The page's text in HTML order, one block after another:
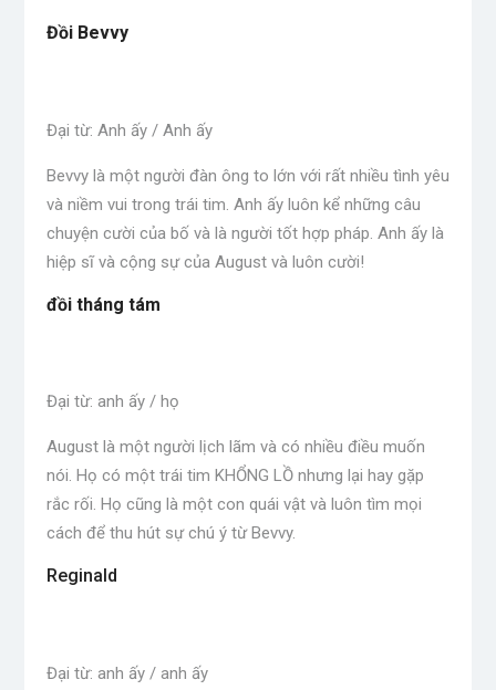
Đồi Bevvy
Đại từ: Anh ấy / Anh ấy
Bevvy là một người đàn ông to lớn với rất nhiều tình yêu
và niềm vui trong trái tim. Anh ấy luôn kể những câu
chuyện cười của bố và là người tốt hợp pháp. Anh ấy là
hiệp sĩ và cộng sự của August và luôn cười!
đồi tháng tám
Đại từ: anh ấy / họ
August là một người lịch lãm và có nhiều điều muốn
nói. Họ có một trái tim KHỔNG LỒ nhưng lại hay gặp
rắc rối. Họ cũng là một con quái vật và luôn tìm mọi
cách để thu hút sự chú ý từ Bevvy.
Reginald
Đại từ: anh ấy / anh ấy